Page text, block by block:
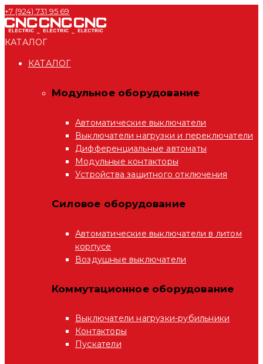
+7 (924) 731 95 69
КАТАЛОГ
КАТАЛОГ
Модульное оборудование
Автоматические выключатели
Выключатели нагрузки и переключатели
Дифференциальные автоматы
Модульные контакторы
Устройства защитного отключения
Силовое оборудование
Автоматические выключатели в литом
корпусе
Воздушные выключатели
Коммутационное оборудование
Выключатели нагрузки-рубильники
Контакторы
Пускатели